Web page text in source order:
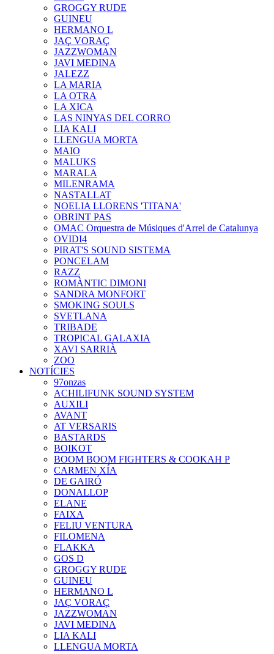
GROGGY RUDE
GUINEU
HERMANO L
JAÇ VORAÇ
JAZZWOMAN
JAVI MEDINA
JALEZZ
LA MARIA
LA OTRA
LA XICA
LAS NINYAS DEL CORRO
LIA KALI
LLENGUA MORTA
MAIO
MALUKS
MARALA
MILENRAMA
NASTALLAT
NOELIA LLORENS 'TITANA'
OBRINT PAS
OMAC Orquestra de Músiques d'Arrel de Catalunya
OVIDI4
PIRAT'S SOUND SISTEMA
PONCELAM
RAZZ
ROMÀNTIC DIMONI
SANDRA MONFORT
SMOKING SOULS
SVETLANA
TRIBADE
TROPICAL GALAXIA
XAVI SARRIÀ
ZOO
NOTÍCIES
97onzas
ACHILIFUNK SOUND SYSTEM
AUXILI
AVANT
AT VERSARIS
BASTARDS
BOIKOT
BOOM BOOM FIGHTERS & COOKAH P
CARMEN XÍA
DE GAIRÓ
DONALLOP
ELANE
FAIXA
FELIU VENTURA
FILOMENA
FLAKKA
GOS D
GROGGY RUDE
GUINEU
HERMANO L
JAÇ VORAÇ
JAZZWOMAN
JAVI MEDINA
LIA KALI
LLENGUA MORTA